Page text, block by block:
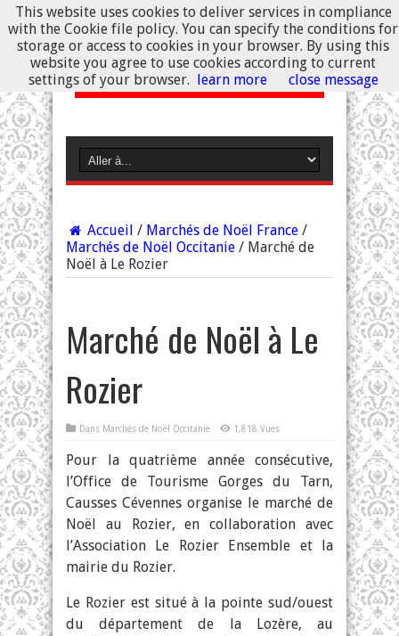
Accueil / Marchés de Noël France /
Marchés de Noël Occitanie / Marché de
Noël à Le Rozier
Marché de Noël à Le
Rozier
Dans Marchés de Noël Occitanie 1,818 Vues
Pour la quatrième année consécutive,
l’Office de Tourisme Gorges du Tarn,
Causses Cévennes organise le marché de
Noël au Rozier, en collaboration avec
l’Association Le Rozier Ensemble et la
mairie du Rozier.
Le Rozier est situé à la pointe sud/ouest
du département de la Lozère, au
This website uses cookies to deliver services in compliance
with the Cookie file policy. You can specify the conditions for
storage or access to cookies in your browser. By using this
website you agree to use cookies according to current
settings of your browser. learn more close message